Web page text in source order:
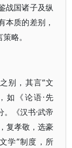
战国诸子及纵
本质的差别，
略。
别，其言“文
如《论语·先
。《汉书·武帝
复孝敬，选豪
学”制度，所